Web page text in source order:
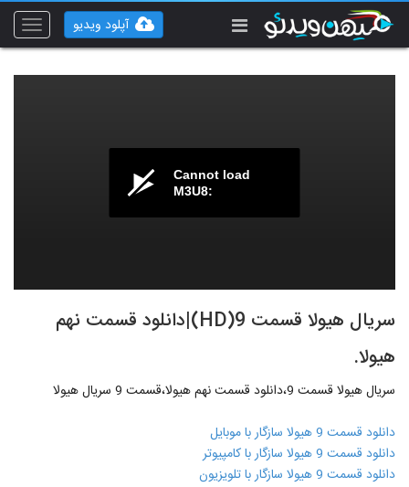
Toggle
آپلود ویدیو
Cannot load
M3U8:
سریال هیولا قسمت 9(HD)|دانلود قسمت نهم
هیولا.
سریال هیولا قسمت 9،دانلود قسمت نهم هیولا،قسمت 9 سریال هیولا
دانلود قسمت 9 هیولا سازگار با موبایل
دانلود قسمت 9 هیولا سازگار با کامپیوتر
دانلود قسمت 9 هیولا سازگار با تلویزیون